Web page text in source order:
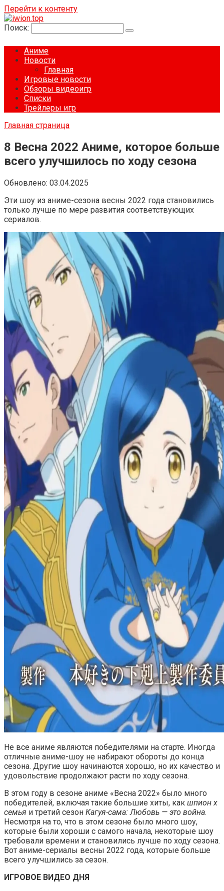
Перейти к контенту
Поиск:
Аниме
Новости
Главная
Игровые новости
Обзоры видеоигр
Списки
Трейлеры игр
Главная страница
8 Весна 2022 Аниме, которое больше
всего улучшилось по ходу сезона
Обновлено: 03.04.2025
Эти шоу из аниме-сезона весны 2022 года становились
только лучше по мере развития соответствующих
сериалов.
Не все аниме являются победителями на старте. Иногда
отличные аниме-шоу не набирают обороты до конца
сезона. Другие шоу начинаются хорошо, но их качество и
удовольствие продолжают расти по ходу сезона.
В этом году в сезоне аниме «Весна 2022» было много
победителей, включая такие большие хиты, как шпион х
семья и третий сезон Кагуя-сама: Любовь — это война.
Несмотря на то, что в этом сезоне было много шоу,
которые были хороши с самого начала, некоторые шоу
требовали времени и становились лучше по ходу сезона.
Вот аниме-сериалы весны 2022 года, которые больше
всего улучшились за сезон.
ИГРОВОЕ ВИДЕО ДНЯ